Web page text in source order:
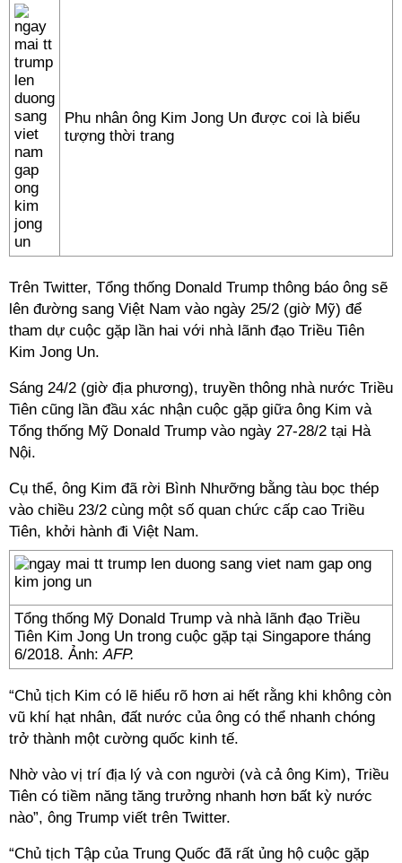
Phu nhân ông Kim Jong Un được coi là biểu
tượng thời trang
Trên Twitter, Tổng thống Donald Trump thông báo ông sẽ
lên đường sang Việt Nam vào ngày 25/2 (giờ Mỹ) để
tham dự cuộc gặp lần hai với nhà lãnh đạo Triều Tiên
Kim Jong Un.
Sáng 24/2 (giờ địa phương), truyền thông nhà nước Triều
Tiên cũng lần đầu xác nhận cuộc gặp giữa ông Kim và
Tổng thống Mỹ Donald Trump vào ngày 27-28/2 tại Hà
Nội.
Cụ thể, ông Kim đã rời Bình Nhưỡng bằng tàu bọc thép
vào chiều 23/2 cùng một số quan chức cấp cao Triều
Tiên, khởi hành đi Việt Nam.
Tổng thống Mỹ Donald Trump và nhà lãnh đạo Triều
Tiên Kim Jong Un trong cuộc gặp tại Singapore tháng
6/2018. Ảnh:AFP.
“Chủ tịch Kim có lẽ hiểu rõ hơn ai hết rằng khi không còn
vũ khí hạt nhân, đất nước của ông có thể nhanh chóng
trở thành một cường quốc kinh tế.
Nhờ vào vị trí địa lý và con người (và cả ông Kim), Triều
Tiên có tiềm năng tăng trưởng nhanh hơn bất kỳ nước
nào”, ông Trump viết trên Twitter.
“Chủ tịch Tập của Trung Quốc đã rất ủng hộ cuộc gặp